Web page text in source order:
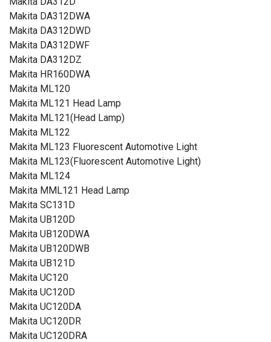
Makita DA312DWA
Makita DA312DWD
Makita DA312DWF
Makita DA312DZ
Makita HR160DWA
Makita ML120
Makita ML121 Head Lamp
Makita ML121(Head Lamp)
Makita ML122
Makita ML123 Fluorescent Automotive Light
Makita ML123(Fluorescent Automotive Light)
Makita ML124
Makita MML121 Head Lamp
Makita SC131D
Makita UB120D
Makita UB120DWA
Makita UB120DWB
Makita UB121D
Makita UC120
Makita UC120D
Makita UC120DA
Makita UC120DR
Makita UC120DRA